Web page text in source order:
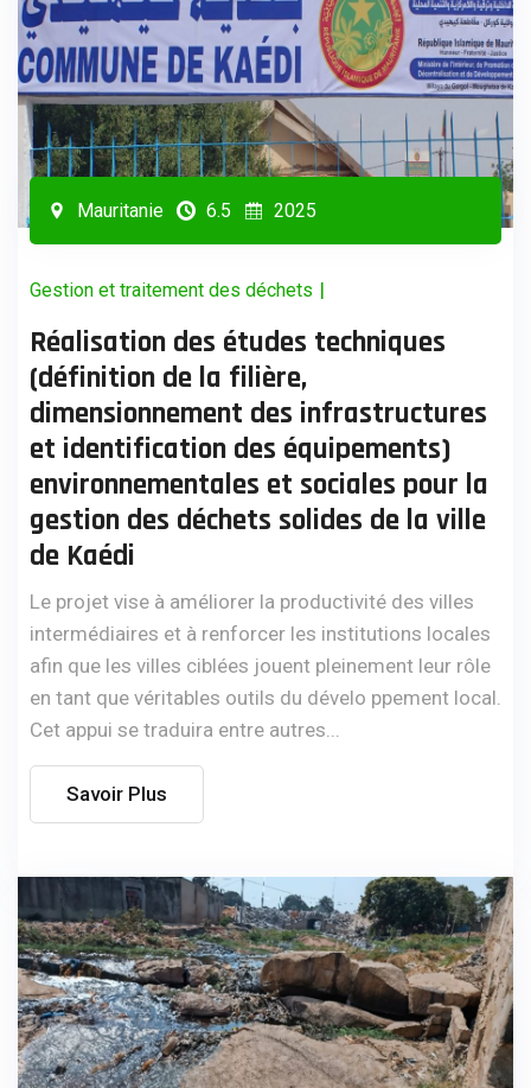
Mauritanie 6.5 2025
Gestion et traitement des déchets |
Réalisation des études techniques
(définition de la filière,
dimensionnement des infrastructures
et identification des équipements)
environnementales et sociales pour la
gestion des déchets solides de la ville
de Kaédi
Le projet vise à améliorer la productivité des villes
intermédiaires et à renforcer les institutions locales
afin que les villes ciblées jouent pleinement leur rôle
en tant que véritables outils du dévelo ppement local.
Cet appui se traduira entre autres...
Savoir Plus